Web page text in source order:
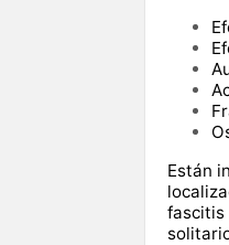
Están
fascitis